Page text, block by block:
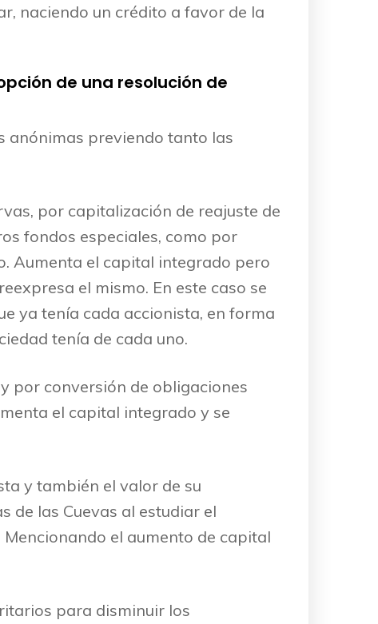
naciendo un crédito a favor de la
de una resolución de
anónimas previendo tanto las
por capitalización de reajuste de
fondos especiales, como por
Aumenta el capital integrado pero
el mismo. En este caso se
ya tenía cada accionista, en forma
tenía de cada uno.
por conversión de obligaciones
el capital integrado y se
y también el valor de su
de las Cuevas al estudiar el
el aumento de capital
para disminuir los